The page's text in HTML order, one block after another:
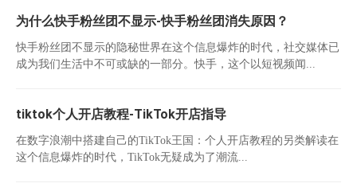
为什么快手粉丝团不显示-快手粉丝团消失原因？
快手粉丝团不显示的隐秘世界在这个信息爆炸的时代，社交媒体已
成为我们生活中不可或缺的一部分。快手，这个以短视频闻...
tiktok个人开店教程-TikTok开店指导
在数字浪潮中搭建自己的TikTok王国：个人开店教程的另类解读在
这个信息爆炸的时代，TikTok无疑成为了潮流...